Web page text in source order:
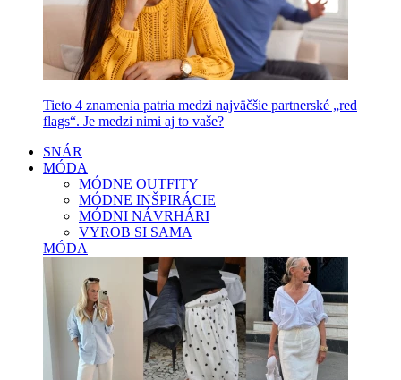
Tieto 4 znamenia patria medzi najväčšie partnerské „red
flags“. Je medzi nimi aj to vaše?
SNÁR
MÓDA
MÓDNE OUTFITY
MÓDNE INŠPIRÁCIE
MÓDNI NÁVRHÁRI
VYROB SI SAMA
MÓDA